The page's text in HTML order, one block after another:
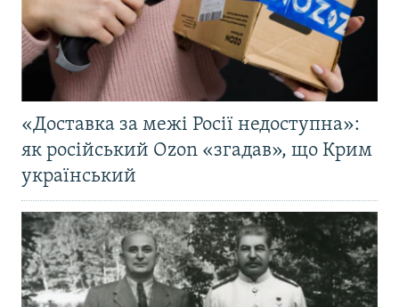
«Доставка за межі Росії недоступна»:
як російський Ozon «згадав», що Крим
український